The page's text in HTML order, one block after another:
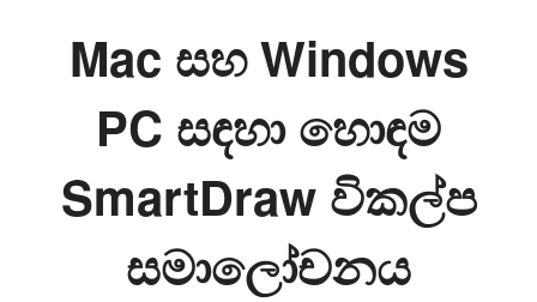
Mac සහ Windows
PC සඳහා හොඳම
SmartDraw විකල්ප
සමාලෝචනය